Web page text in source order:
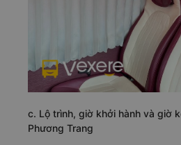
c. Lộ trình, giờ khởi hành và giờ
Phương Trang